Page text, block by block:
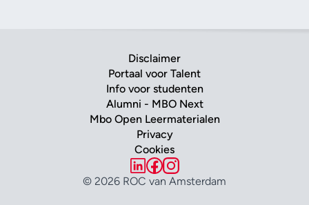
Disclaimer
Portaal voor Talent
Info voor studenten
Alumni - MBO Next
Mbo Open Leermaterialen
Privacy
Cookies
© 2026 ROC van Amsterdam